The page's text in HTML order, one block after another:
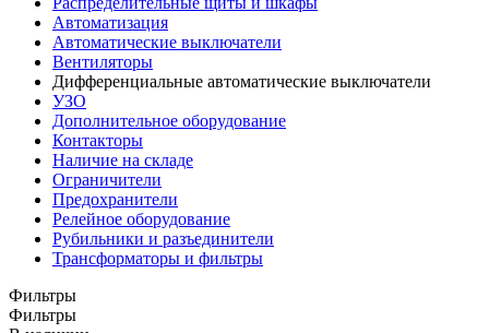
Автоматизация
Автоматические выключатели
Вентиляторы
Дифференциальные автоматические выключатели
УЗО
Дополнительное оборудование
Контакторы
Наличие на складе
Ограничители
Предохранители
Релейное оборудование
Рубильники и разъединители
Трансформаторы и фильтры
Фильтры
Фильтры